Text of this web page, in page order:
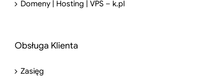
Domeny | Hosting | VPS – k.pl
Obsługa Klienta
Zasięg